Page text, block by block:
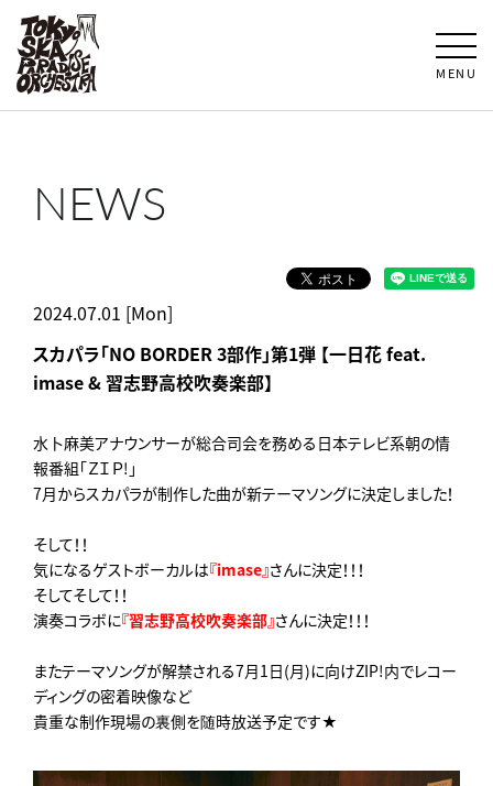
MENU
NEWS
2024.07.01 [Mon]
スカパラ「NO BORDER 3部作」第1弾 【一日花 feat.
imase & 習志野高校吹奏楽部】
水卜麻美アナウンサーが総合司会を務める日本テレビ系朝の情
報番組「ＺＩＰ!」
7月からスカパラが制作した曲が新テーマソングに決定しました！
そして！！
気になるゲストボーカルは『imase』さんに決定！！！
そしてそして！！
演奏コラボに『習志野高校吹奏楽部』さんに決定！！！
またテーマソングが解禁される7月1日(月)に向けZIP!内でレコー
ディングの密着映像など
貴重な制作現場の裏側を随時放送予定です★